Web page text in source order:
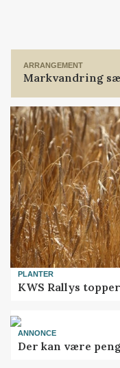
ARRANGEMENT
Markvandring
PLANTER
KWS Rallys
ANNONCE
Der kan være